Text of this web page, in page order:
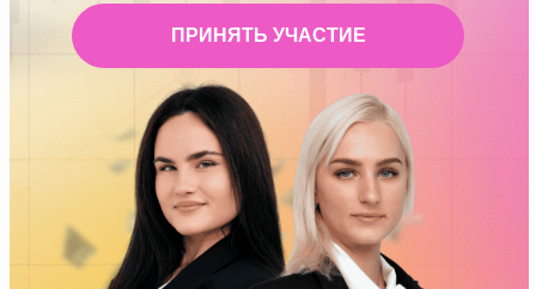
ПРИНЯТЬ УЧАСТИЕ